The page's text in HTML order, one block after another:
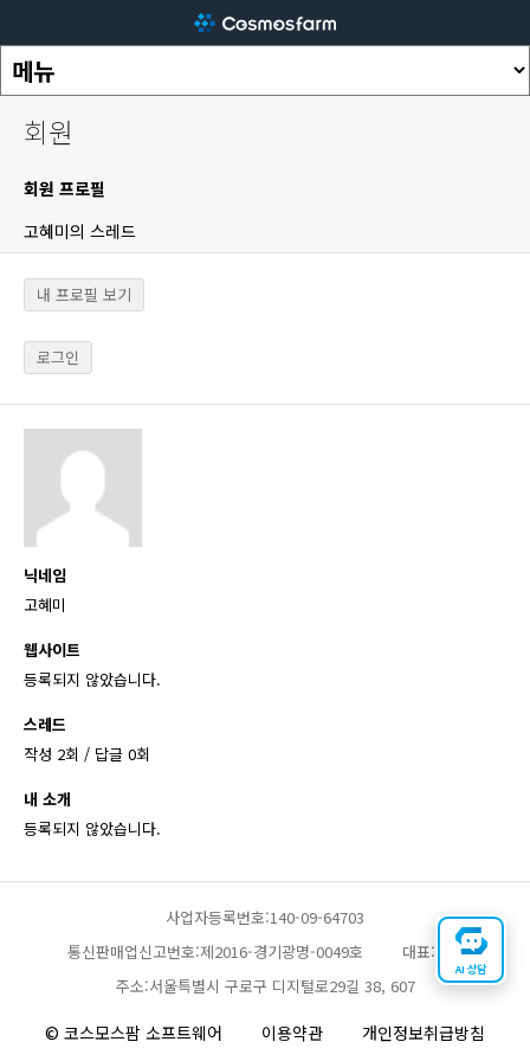
회원
회원 프로필
고혜미의 스레드
내 프로필 보기
로그인
닉네임
고혜미
웹사이트
등록되지 않았습니다.
스레드
작성 2회 / 답글 0회
내 소개
등록되지 않았습니다.
사업자등록번호:140-09-64703
통신판매업신고번호:제2016-경기광명-0049호
대표:채찬
주소:서울특별시 구로구 디지털로29길 38, 607
© 코스모스팜 소프트웨어 이용약관
개인정보취급방침
AI 상담